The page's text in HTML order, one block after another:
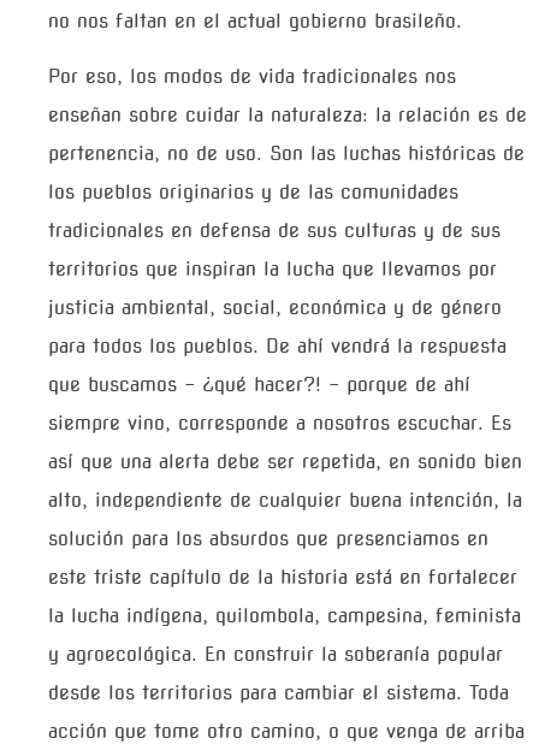
no nos faltan en el actual gobierno brasileño.
Por eso, los modos de vida tradicionales nos
enseñan sobre cuidar la naturaleza: la relación es de
pertenencia, no de uso. Son las luchas históricas de
los pueblos originarios y de las comunidades
tradicionales en defensa de sus culturas y de sus
territorios que inspiran la lucha que llevamos por
justicia ambiental, social, económica y de género
para todos los pueblos. De ahí vendrá la respuesta
que buscamos – ¿qué hacer?! – porque de ahí
siempre vino, corresponde a nosotros escuchar. Es
así que una alerta debe ser repetida, en sonido bien
alto, independiente de cualquier buena intención, la
solución para los absurdos que presenciamos en
este triste capítulo de la historia está en fortalecer
la lucha indígena, quilombola, campesina, feminista
y agroecológica. En construir la soberanía popular
desde los territorios para cambiar el sistema. Toda
acción que tome otro camino, o que venga de arriba